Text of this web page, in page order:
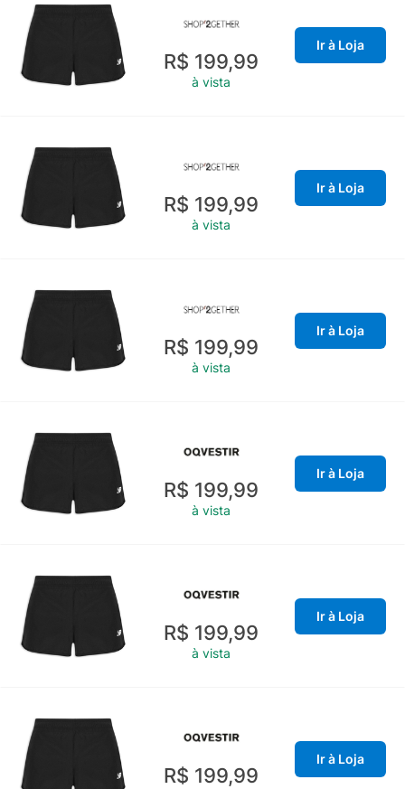
R$ 199,99
à vista
Ir à Loja
R$ 199,99
à vista
Ir à Loja
R$ 199,99
à vista
Ir à Loja
R$ 199,99
à vista
Ir à Loja
R$ 199,99
à vista
Ir à Loja
R$ 199,99
Ir à Loja